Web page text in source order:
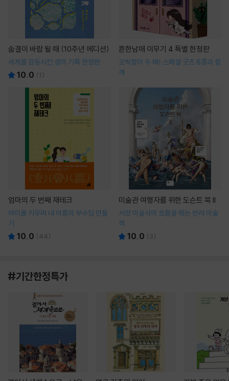
숨결이 바람 될 때 (10주년 에디션)
세계를 감동시킨 생의 기록 한정판
10.0 (1 )
흔한남매 이무기 4 특별 한정판
오싹함이 두 배! 스페셜 굿즈 6종과 함
께
엄마의 두 번째 재테크
아이를 키우며 내 이름의 부수입 만들
기
10.0 (44)
미술관 여행자를 위한 도슨트 북 II
서양 미술사의 흐름을 꿰는 반려 미술
책
10.0 ( 3)
#기간한정특가